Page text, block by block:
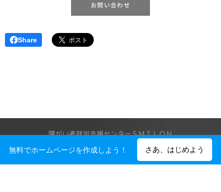
お問い合わせ
Share
障がい者就労支援センターＳＭＩＬＯＮ
Powered byWebnode
無料でホームページを作成しよう！ さあ、はじめよう